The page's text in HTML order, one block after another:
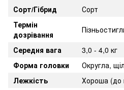
Сорт/Гібрид
Сорт
Термін
дозрівання
Середня вага
3,0 - 4,0 кг
Форма головки
Округла,
Лежкість
Хороша (до